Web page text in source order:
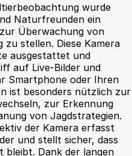
wurde
Naturfreunden ein
Überwachung von
stellen. Diese Kamera
ausgestattet und
auf Live-Bilder und
Smartphone oder Ihren
ist besonders nützlich zur
zur Erkennung
von Jagdstrategien.
der Kamera erfasst
und stellt sicher, dass
bleibt. Dank der langen